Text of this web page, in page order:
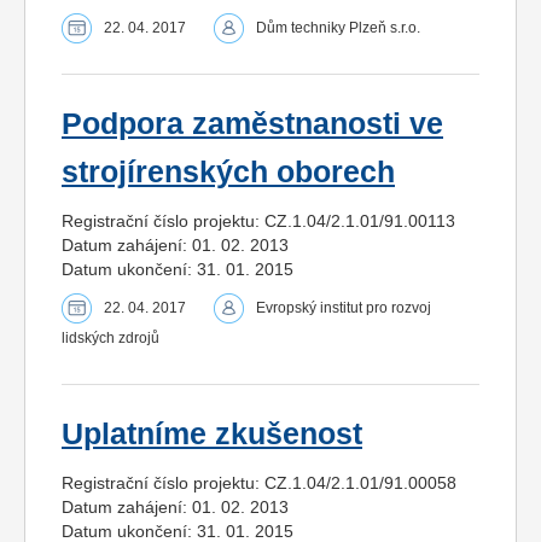
22. 04. 2017 Dům techniky Plzeň s.r.o.
Podpora zaměstnanosti ve
strojírenských oborech
Registrační číslo projektu: CZ.1.04/2.1.01/91.00113
Datum zahájení: 01. 02. 2013
Datum ukončení: 31. 01. 2015
22. 04. 2017
Evropský institut pro rozvoj
lidských zdrojů
Uplatníme zkušenost
Registrační číslo projektu: CZ.1.04/2.1.01/91.00058
Datum zahájení: 01. 02. 2013
Datum ukončení: 31. 01. 2015